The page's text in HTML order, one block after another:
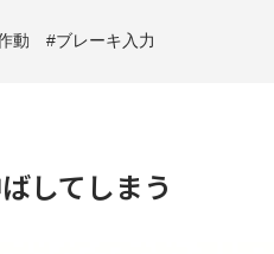
動 ブレーキ入力
してしまう